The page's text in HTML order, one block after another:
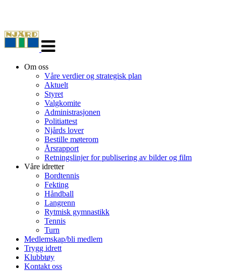
navigasjon
Om oss
Våre verdier og strategisk plan
Aktuelt
Styret
Valgkomite
Administrasjonen
Politiattest
Njårds lover
Bestille møterom
Årsrapport
Retningslinjer for publisering av bilder og film
Våre idretter
Bordtennis
Fekting
Håndball
Langrenn
Rytmisk gymnastikk
Tennis
Turn
Medlemskap/bli medlem
Trygg idrett
Klubbtøy
Kontakt oss